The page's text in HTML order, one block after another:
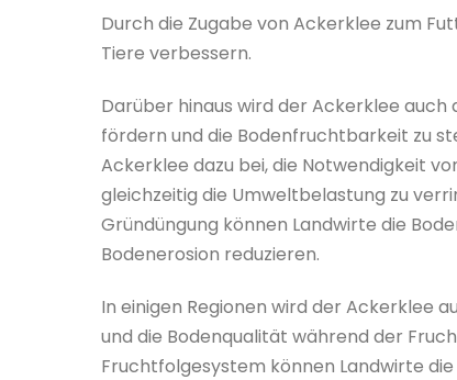
Durch die Zugabe von Ackerklee zum
Tiere verbessern.
Darüber hinaus wird der Ackerklee auch
fördern und die Bodenfruchtbarkeit zu
Ackerklee dazu bei, die Notwendigkeit
gleichzeitig die Umweltbelastung zu
Gründüngung können Landwirte die
Bodenerosion reduzieren.
In einigen Regionen wird der Ackerklee
und die Bodenqualität während der
Fruchtfolgesystem können Landwirte